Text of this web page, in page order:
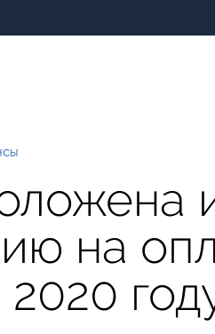
на
2020